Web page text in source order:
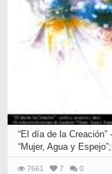
“El día de la
“Mujer, Agua y
7661 7 0